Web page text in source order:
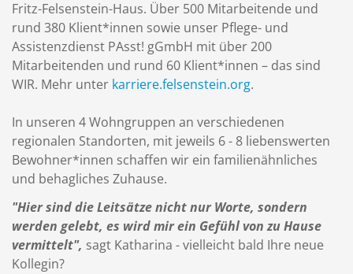
Fritz-Felsenstein-Haus. Über 500 Mitarbeitende und
rund 380 Klient*innen sowie unser Pflege- und
Assistenzdienst PAsst! gGmbH mit über 200
Mitarbeitenden und rund 60 Klient*innen – das sind
WIR. Mehr unter karriere.felsenstein.org.
In unseren 4 Wohngruppen an verschiedenen
regionalen Standorten, mit jeweils 6 - 8 liebenswerten
Bewohner*innen schaffen wir ein familienähnliches
und behagliches Zuhause.
"Hier sind die Leitsätze nicht nur Worte, sondern
werden gelebt, es wird mir ein Gefühl von zu Hause
vermittelt", sagt Katharina - vielleicht bald Ihre neue
Kollegin?